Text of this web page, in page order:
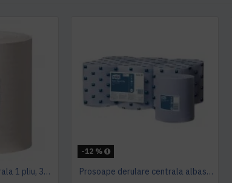
Prosop derulare centrala 1 pliu, 300 m Tork
-12 %
Prosoape derulare centrala albastru 2 pliuri 150 m Tork, portionate